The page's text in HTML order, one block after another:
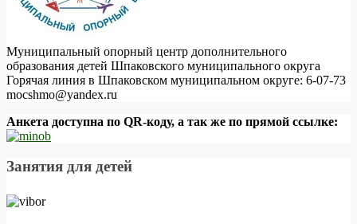
Муниципальный опорный центр дополнительного
образования детей Шпаковского муниципального округа
Горячая линия в Шпаковском муниципальном округе: 6-07-73
mocshmo@yandex.ru
Анкета доступна по QR-коду, а так же по прямой ссылке:
Занятия для детей